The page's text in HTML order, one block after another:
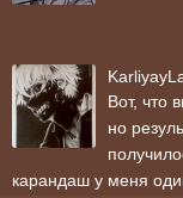
Вот, что
но
карандаш у меня